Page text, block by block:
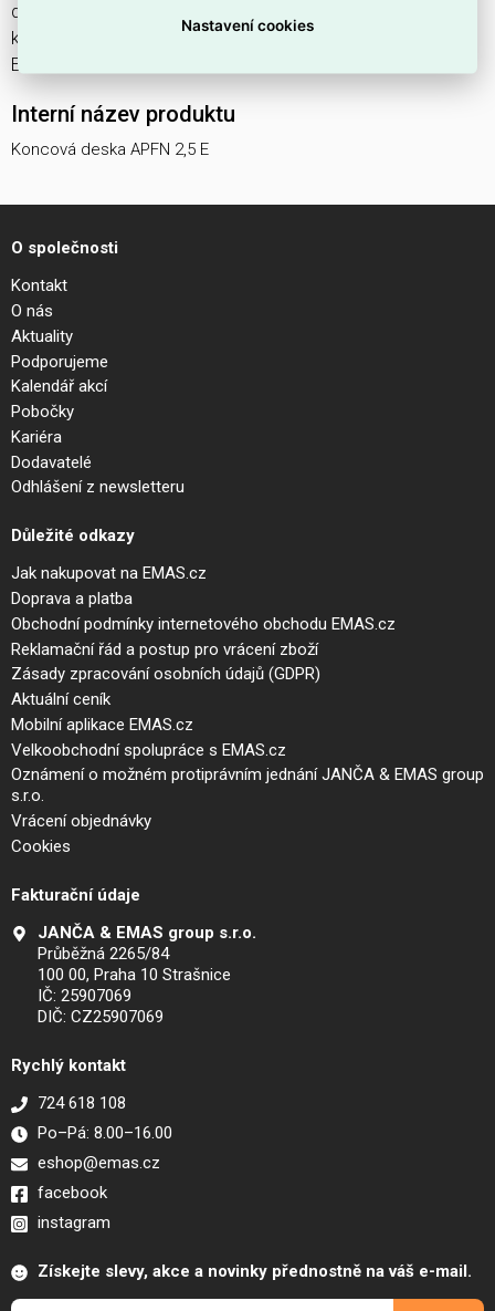
deska APFN 2,5 E WIELAND 07.312.7355.0 nabízíme od 1
ks. Kód EMAS Koncová deska APFN 2,5 E je
ELOSOS1516708.
Interní název produktu
Koncová deska APFN 2,5 E
O společnosti
Kontakt
O nás
Aktuality
Podporujeme
Kalendář akcí
Pobočky
Kariéra
Dodavatelé
Odhlášení z newsletteru
Důležité odkazy
Jak nakupovat na EMAS.cz
Doprava a platba
Obchodní podmínky internetového obchodu EMAS.cz
Reklamační řád a postup pro vrácení zboží
Zásady zpracování osobních údajů (GDPR)
Aktuální ceník
Mobilní aplikace EMAS.cz
Velkoobchodní spolupráce s EMAS.cz
Oznámení o možném protiprávním jednání JANČA & EMAS group
s.r.o.
Vrácení objednávky
Cookies
Fakturační údaje
JANČA & EMAS group s.r.o.
Průběžná 2265/84
100 00, Praha 10 Strašnice
IČ: 25907069
DIČ: CZ25907069
Rychlý kontakt
724 618 108
Po–Pá: 8.00–16.00
eshop@emas.cz
facebook
instagram
Získejte slevy, akce a novinky přednostně na váš e-mail.
Nastavení cookies